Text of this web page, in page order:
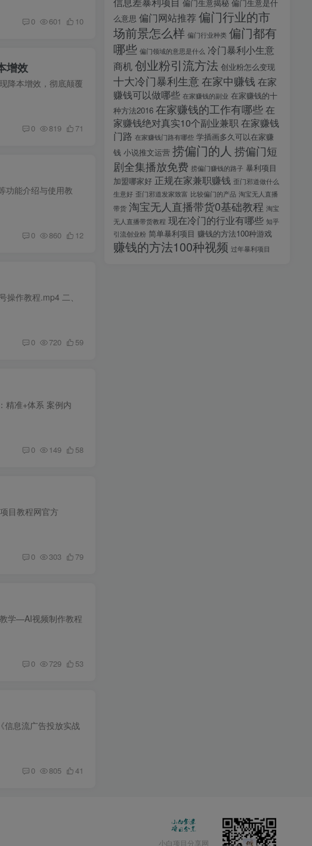
0 601 10
增效
降本增效，彻底颠覆
0 819 71
功能介绍与使用教
0 860 12
作教程.mp4 二、
0 720 59
精准+体系 案例内
0 149 58
目教程网官方
0 303 79
学—AI视频制作教程
0 729 53
信息流广告投放实战
0 805 41
偏门生意揭秘 偏门生意是什
么意思 偏门网站推荐 偏门行业的市
场前景怎么样 偏门行业种类 偏门都有
哪些 偏门领域的意思是什么 冷门暴利小生意
商机创业粉引流方法 创业粉怎么变现
十大冷门暴利生意 在家中赚钱 在家
赚钱可以做哪些 在家赚钱的副业 在家赚钱的十
种方法2016 在家赚钱的工作有哪些在
家赚钱绝对真实10个副业兼职 在家赚钱
门路 在家赚钱门路有哪些 学插画多久可以在家赚
钱 小说推文运营 捞偏门的人 捞偏门短
剧全集播放免费 捞偏门赚钱的路子 暴利项目
加盟哪家好 正规在家兼职赚钱 歪门邪道做什么
生意好 歪门邪道发家致富 比较偏门的产品 淘宝无人直播
带货 淘宝无人直播带货0基础教程 淘宝
无人直播带货教程 现在冷门的行业有哪些 知乎
引流创业粉 简单暴利项目 赚钱的方法100种游戏
赚钱的方法100种视频 过年暴利项目
小白项目分享网